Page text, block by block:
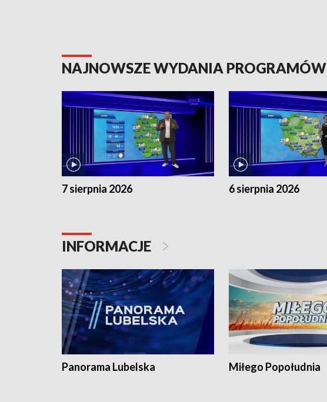
NAJNOWSZE WYDANIA PROGRAMÓW
7 sierpnia 2026 6 sierpnia 2026
INFORMACJE
Panorama Lubelska Miłego Popołudnia